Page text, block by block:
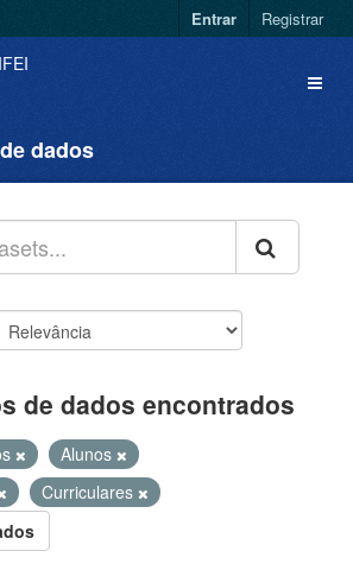
Entrar Registrar
dados
de dados encontrados
Alunos
Curriculares